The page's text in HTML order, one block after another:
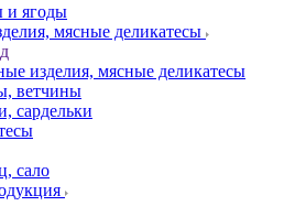
и ягоды
мясные деликатесы
изделия, мясные деликатесы
ветчины
сардельки
сало